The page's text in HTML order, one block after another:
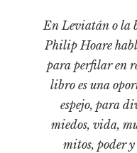
Historia material de los
Lagunas mentales
Libros usados
En Leviatán o la
Philip Hoare
para perfilar en
libro es una
espejo, para
miedos, vida,
mitos, poder